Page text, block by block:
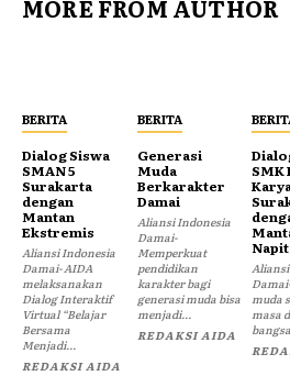
MORE FROM AUTHOR
BERITA
Dialog Siswa
SMAN 5
Surakarta
dengan
Mantan
Ekstremis
Aliansi Indonesia
Damai- AIDA
melaksanakan
Dialog Interaktif
Virtual “Belajar
Bersama
Menjadi...
REDAKSI AIDA
BERITA
Generasi
Muda
Berkarakter
Damai
Aliansi Indonesia
Damai-
Memperkuat
pendidikan
karakter bagi
generasi muda bisa
menjadi...
REDAKSI AIDA
SMK
muda
masa